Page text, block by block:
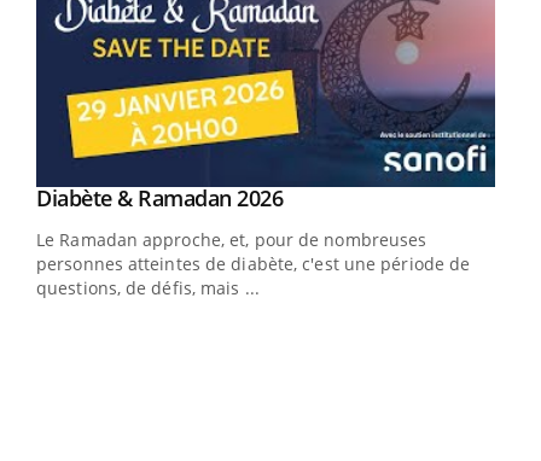
Youtube
Diabète & Ramadan 2026Youtube
Le Ramadan approche, et, pour de nombreuses
personnes atteintes de diabète, c'est une période de
questions, de défis, mais ...